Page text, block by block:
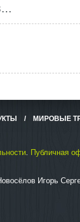
/ МИРОВЫЕ
. Публичная
Игорь